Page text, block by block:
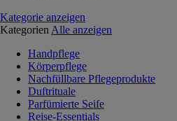
Kategorie anzeigen
Kategorien Alle anzeigen
Handpflege
Körperpflege
Nachfüllbare Pflegeprodukte
Duftrituale
Parfümierte Seife
Reise-Essentials